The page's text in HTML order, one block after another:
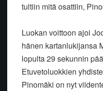
tultiin mitä osattiin,
Luokan voittoon ajoi
hänen kartanlukijansa
lopulta 29 sekunnin
Etuvetoluokkien
Pinomäki on nyt